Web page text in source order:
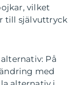
vilket
till självuttryck
På
med